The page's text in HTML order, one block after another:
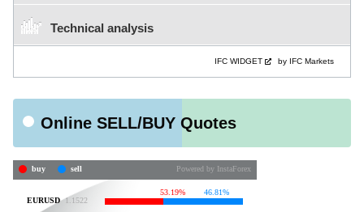
Technical analysis
IFC WIDGET by IFC Markets
Online SELL/BUY Quotes